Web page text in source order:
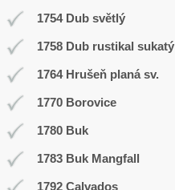
1754 Dub světlý
1758 Dub rustikal sukatý
1764 Hrušeň planá sv.
1770 Borovice
1780 Buk
1783 Buk Mangfall
1792 Calvados